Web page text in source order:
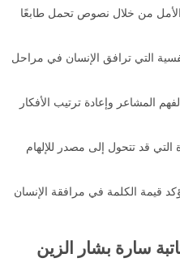
من خلال نصوص تحمل طابعًا
التي ترافق الإنسان في مراحل
المشاعر وإعادة ترتيب الأفكار
التي قد تتحول إلى مصدر للإلهام
قيمة الكلمة في مرافقة الإنسان
سارة بشار الزين